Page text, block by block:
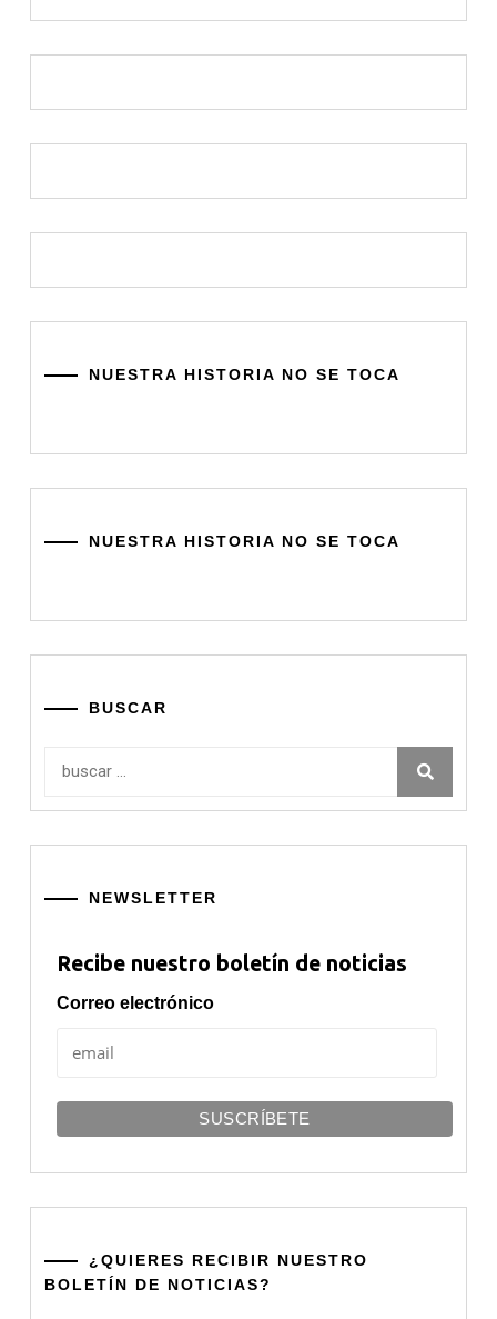
NUESTRA HISTORIA NO SE TOCA
NUESTRA HISTORIA NO SE TOCA
BUSCAR
NEWSLETTER
Recibe nuestro boletín de noticias
Correo electrónico
¿QUIERES RECIBIR NUESTRO
BOLETÍN DE NOTICIAS?